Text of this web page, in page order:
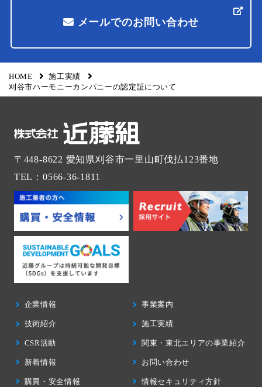
メールでのお問い合わせ
HOME
施工実績
刈谷市ハーモニーカンパニーの認定証について
〒448-8622 愛知県刈谷市一里山町伐払123番地
TEL：0566-36-1811
企業情報 事業案内
技術紹介 施工実績
CSR活動 関東・東北エリアの事業紹介
新着情報 お問い合わせ
購買・安全情報 情報セキュリティ方針